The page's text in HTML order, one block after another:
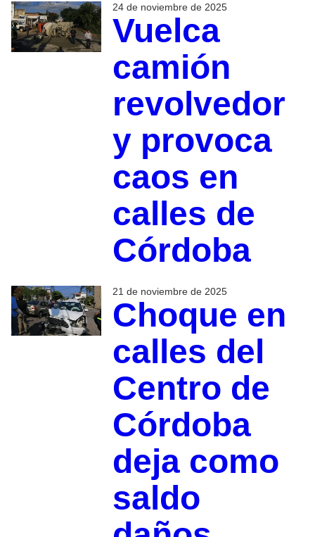
24 de noviembre de 2025
Vuelca
camión
revolvedor
y provoca
caos en
calles de
Córdoba
21 de noviembre de 2025
Choque en
calles del
Centro de
Córdoba
deja como
saldo